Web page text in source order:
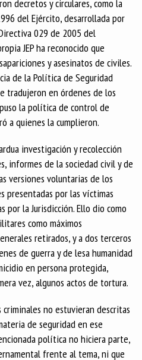
decretos y circulares, como la
del Ejército, desarrollada por
029 de 2005 del
JEP ha reconocido que
y asesinatos de civiles.
de la Política de Seguridad
tradujeron en órdenes de los
la política de control de
a quienes la cumplieron.
investigación y recolección
informes de la sociedad civil y de
versiones voluntarias de los
presentadas por las víctimas
por la Jurisdicción. Ello dio como
como máximos
retirados, y a dos terceros
de guerra y de lesa humanidad
en persona protegida,
vez, algunos actos de tortura.
no estuvieran descritas
de seguridad en ese
política no hiciera parte,
frente al tema, ni que